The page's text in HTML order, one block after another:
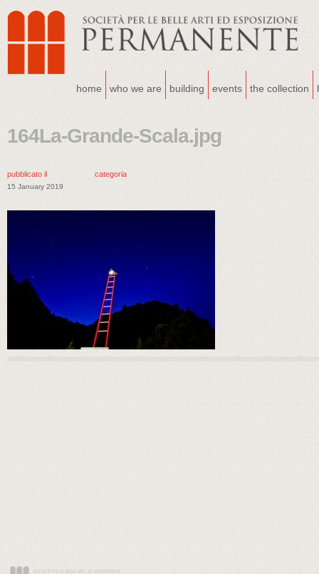
home who we are building events the collection
164La-Grande-Scala.jpg
pubblicato il
15 January 2019
categoria